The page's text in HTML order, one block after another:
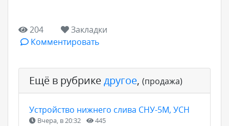
204
Закладки
Комментировать
Ещё в рубрикедругое, (продажа)
Устройство нижнего слива СНУ-5М, УСН
Вчера, в 20:32 445